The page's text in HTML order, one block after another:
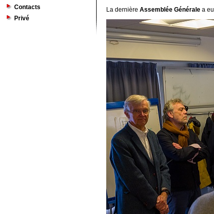
Contacts
Privé
La dernière Assemblée Générale a